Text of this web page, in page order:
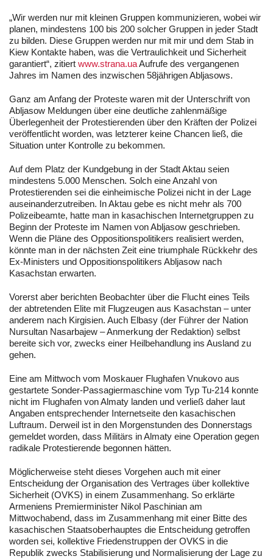
„Wir werden nur mit kleinen Gruppen kommunizieren, wobei wir
planen, mindestens 100 bis 200 solcher Gruppen in jeder Stadt
zu bilden. Diese Gruppen werden nur mit mir und dem Stab in
Kiew Kontakte haben, was die Vertraulichkeit und Sicherheit
garantiert“, zitiert www.strana.uaAufrufe des vergangenen
Jahres im Namen des inzwischen 58jährigen Abljasows.
Ganz am Anfang der Proteste waren mit der Unterschrift von
Abljasow Meldungen über eine deutliche zahlenmäßige
Überlegenheit der Protestierenden über den Kräften der Polizei
veröffentlicht worden, was letzterer keine Chancen ließ, die
Situation unter Kontrolle zu bekommen.
Auf dem Platz der Kundgebung in der Stadt Aktau seien
mindestens 5.000 Menschen. Solch eine Anzahl von
Protestierenden sei die einheimische Polizei nicht in der Lage
auseinanderzutreiben. In Aktau gebe es nicht mehr als 700
Polizeibeamte, hatte man in kasachischen Internetgruppen zu
Beginn der Proteste im Namen von Abljasow geschrieben.
Wenn die Pläne des Oppositionspolitikers realisiert werden,
könnte man in der nächsten Zeit eine triumphale Rückkehr des
Ex-Ministers und Oppositionspolitikers Abljasow nach
Kasachstan erwarten.
Vorerst aber berichten Beobachter über die Flucht eines Teils
der abtretenden Elite mit Flugzeugen aus Kasachstan – unter
anderem nach Kirgisien. Auch Elbasy (der Führer der Nation
Nursultan Nasarbajew – Anmerkung der Redaktion) selbst
bereite sich vor, zwecks einer Heilbehandlung ins Ausland zu
gehen.
Eine am Mittwoch vom Moskauer Flughafen Vnukovo aus
gestartete Sonder-Passagiermaschine vom Typ Tu-214 konnte
nicht im Flughafen von Almaty landen und verließ daher laut
Angaben entsprechender Internetseite den kasachischen
Luftraum. Derweil ist in den Morgenstunden des Donnerstags
gemeldet worden, dass Militärs in Almaty eine Operation gegen
radikale Protestierende begonnen hätten.
Möglicherweise steht dieses Vorgehen auch mit einer
Entscheidung der Organisation des Vertrages über kollektive
Sicherheit (OVKS) in einem Zusammenhang. So erklärte
Armeniens Premierminister Nikol Paschinian am
Mittwochabend, dass im Zusammenhang mit einer Bitte des
kasachischen Staatsoberhauptes die Entscheidung getroffen
worden sei, kollektive Friedenstruppen der OVKS in die
Republik zwecks Stabilisierung und Normalisierung der Lage zu